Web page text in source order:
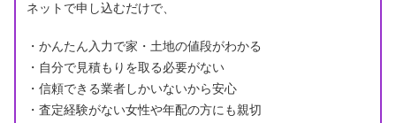
ネットで申し込むだけで、
・かんたん入力で家・土地の値段がわかる
・自分で見積もりを取る必要がない
・信頼できる業者しかいないから安心
・査定経験がない女性や年配の方にも親切